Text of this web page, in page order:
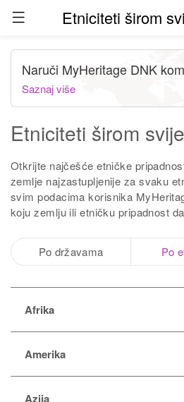
Etniciteti širom
Etniciteti širom
Otkrijte najčešće etničke
zemlje najzastupljenije za svaku
svim podacima korisnika
koju zemlju ili etničku pripadnost
Po državama Po
Naruči MyHeritage DNK
Saznaj više
Afrika
Amerika
Azija